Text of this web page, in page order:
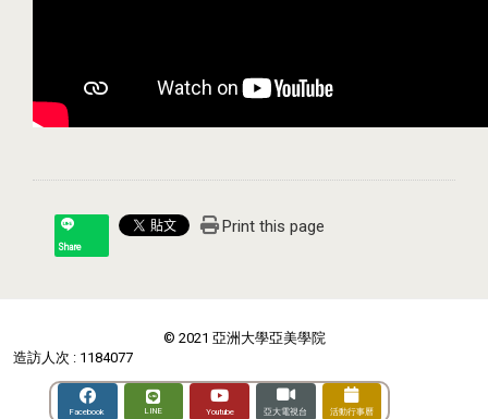
Facebook LINE Youtube 亞大電視台 活動行事曆
Share
Print this page
© 2021 亞洲大學亞美學院
造訪人次 : 1184077